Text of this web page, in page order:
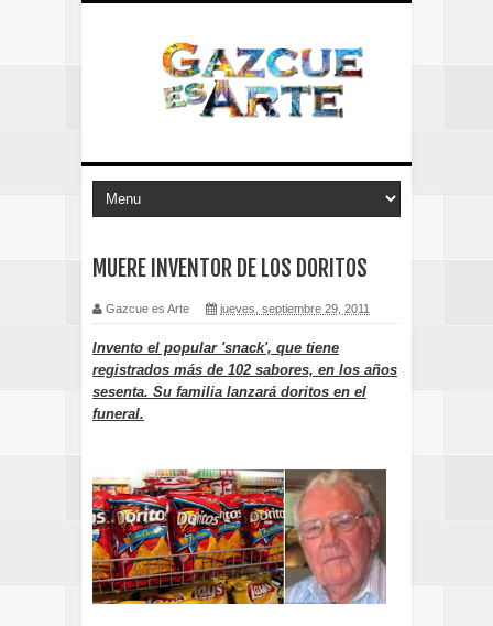
MUERE INVENTOR DE LOS DORITOS
Gazcue es Arte jueves, septiembre 29, 2011
Invento el popular 'snack', que tiene
registrados más de 102 sabores, en los años
sesenta. Su familia lanzará doritos en el
funeral.